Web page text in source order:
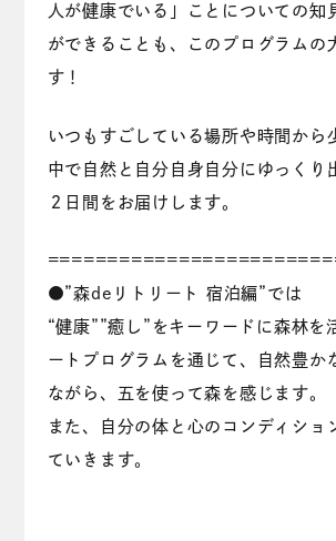
人が健康でいる」ことについての知
ができることも、このプログラムの
す！
いつもすごしている場所や時間から
中で自然と自分自身自分にゆっくり
２日間をお届けします。
●”森deリトリート 宿泊編”では
“健康””癒し”をキーワードに森林を
ートプログラムを通じて、自然豊か
ながら、五を使って森を感じます。
また、自分の体と心のコンディショ
ていきます。